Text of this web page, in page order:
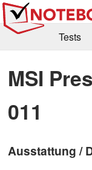
Tests
Kaufberatung
Forum
MSI
011
Ausstattung /